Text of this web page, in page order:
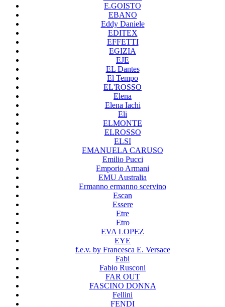
E.GOISTO
EBANO
Eddy Daniele
EDITEX
EFFETTI
EGIZIA
EJE
EL Dantes
El Tempo
EL'ROSSO
Elena
Elena Iachi
Eli
ELMONTE
ELROSSO
ELSI
EMANUELA CARUSO
Emilio Pucci
Emporio Armani
EMU Australia
Ermanno ermanno scervino
Escan
Essere
Etre
Etro
EVA LOPEZ
EYE
f.e.v. by Francesca E. Versace
Fabi
Fabio Rusconi
FAR OUT
FASCINO DONNA
Fellini
FENDI